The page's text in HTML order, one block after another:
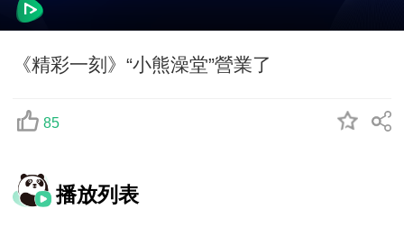
《精彩一刻》“小熊澡堂”營業了
85
播放列表